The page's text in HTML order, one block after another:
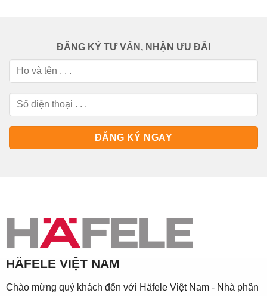
ĐĂNG KÝ TƯ VẤN, NHẬN ƯU ĐÃI
HÄFELE VIỆT NAM
Chào mừng quý khách đến với Häfele Việt Nam - Nhà phân